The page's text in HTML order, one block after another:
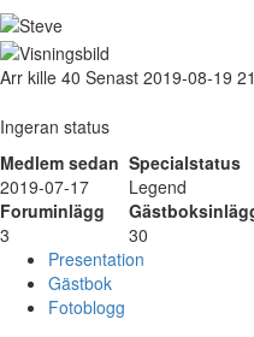
Arr kille 40 Senast 2019-08-19
Ingeran status
Medlem sedan Specialstatus
2019-07-17
Legend
Foruminlägg
3
30
Presentation
Gästbok
Fotoblogg